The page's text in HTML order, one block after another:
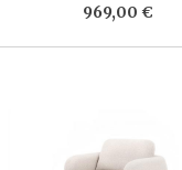
969,00 €